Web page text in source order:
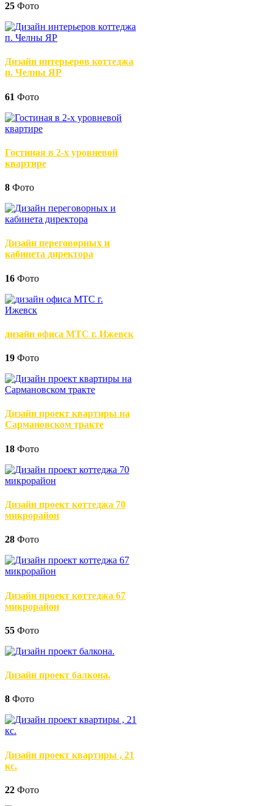
25 Фото
Дизайн интерьеров коттеджа
п. Челны ЯР
61 Фото
Гостиная в 2-х уровневой
квартире
8 Фото
Дизайн переговорных и
кабинета директора
16 Фото
дизайн офиса МТС г. Ижевск
19 Фото
Дизайн проект квартиры на
Сармановском тракте
18 Фото
Дизайн проект коттеджа 70
микрорайон
28 Фото
Дизайн проект коттеджа 67
микрорайон
55 Фото
Дизайн проект балкона.
8 Фото
Дизайн проект квартиры , 21
кс.
22 Фото